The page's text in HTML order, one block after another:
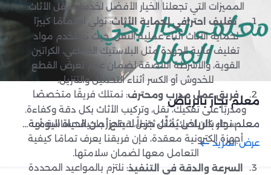
المميزات التي تجعلنا الخيار الأفضل لخدمات نقل الأثاث:
تغليف احترافي لحماية الأثاث: نولي اهتمامًا كبيرًا
لحماية الأثاث أثناء عملية النقل، حيث نستخدم مواد
تغليف عالية الجودة مثل البلاستيك الفقاعي، الكراتين
القوية، والأشرطة اللاصقة لضمان عدم تعرض القطع
للخدوش أو الكسر أثناء التحميل والتنزيل.
فريق عمل مدرب ومحترف: نمتلك فريقًا متخصصًا
ومدربًا على تفكيك، نقل، وتركيب الأثاث بكل دقة وكفاءة.
سواء كان لديك أثاث ثقيل، قطع زجاجية حساسة، أو
أجهزة إلكترونية معقدة، فإن فريقنا يعرف تمامًا كيفية
التعامل معها لضمان سلامتها.
السرعة والدقة في التنفيذ: نلتزم بالمواعيد المحددة
معلم نجار بالرياض
معلم نجار بالرياض يُمثِّل جزءاً لا يتجزأ من الحياة اليومية…
عرض المزيد